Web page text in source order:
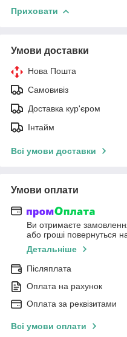
Приховати
Умови доставки
Нова Пошта
Самовивіз
Доставка кур'єром
Інтайм
Всі умови доставки
Умови оплати
Ви отримаєте
або гроші повернуться
Детальніше
Післяплата
Оплата на рахунок
Оплата за реквізитами
Всі умови оплати